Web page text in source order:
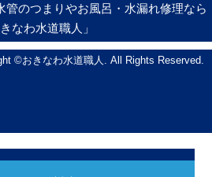
管のつまりやお風呂・水漏れ修理なら
きなわ水道職人」
©おきなわ水道職人. All Rights Reserved.